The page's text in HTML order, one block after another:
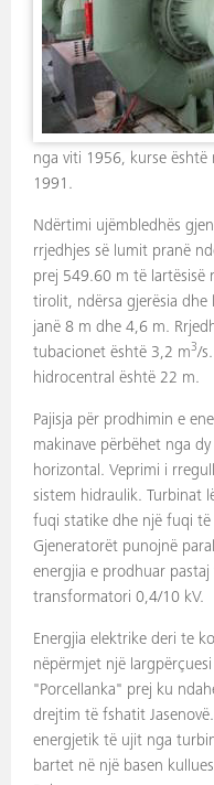
nga viti 1956, kurse
1991.
Ndërtimi ujëmbledhës
rrjedhjes së lumit pranë
prej 549.60 m të lartësisë
tirolit, ndërsa gjerësia
janë 8 m dhe 4,6 m.
tubacionet është 3,2 m3/
hidrocentral është 22 m.
Pajisja për prodhimin e
makinave përbëhet nga
horizontal. Veprimi i
sistem hidraulik. Turbinat
fuqi statike dhe një fuqi
Gjeneratorët punojnë
energjia e prodhuar
transformatori 0,4/10 kV.
Energjia elektrike deri te
nëpërmjet një
"Porcellanka" prej ku
drejtim të fshatit
energjetik të ujit nga
bartet në një basen